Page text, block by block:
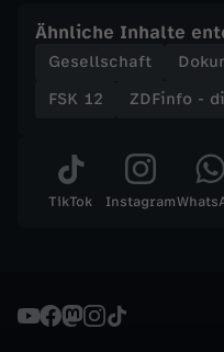
n
k
r
i
g
Ähnliche Inhalte
Gesellschaft
FSK 12
ZDFinfo -
TikTok Instagram